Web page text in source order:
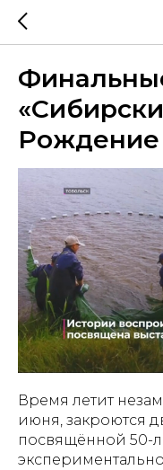
Рождение
Время летит
июня, закроются
посвящённой 50-